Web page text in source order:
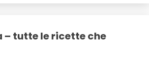
– tutte le ricette che